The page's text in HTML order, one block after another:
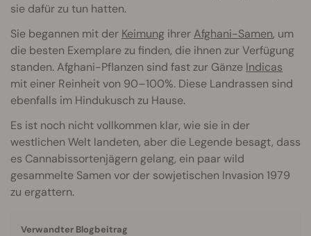
sie dafür zu tun hatten.
Sie begannen mit der Keimung ihrerAfghani-Samen, um
die besten Exemplare zu finden, die ihnen zur Verfügung
standen. Afghani-Pflanzen sind fast zur Gänze Indicas
mit einer Reinheit von 90–100%. Diese Landrassen sind
ebenfalls im Hindukusch zu Hause.
Es ist noch nicht vollkommen klar, wie sie in der
westlichen Welt landeten, aber die Legende besagt, dass
es Cannabissortenjägern gelang, ein paar wild
gesammelte Samen vor der sowjetischen Invasion 1979
zu ergattern.
Verwandter Blogbeitrag